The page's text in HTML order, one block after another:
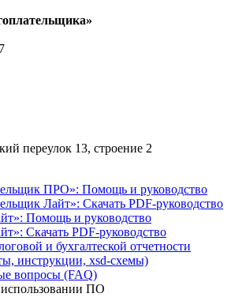
переулок 13, строение 2
ПРО»: Помощь и руководство
Лайт»: Скачать PDF-руководство
Помощь и руководство
Скачать PDF-руководство
и бухгалтеской отчетности
инструкции, xsd-схемы)
вопросы (FAQ)
ПО